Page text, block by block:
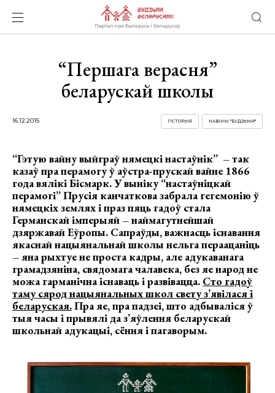
“Першага верасня”
беларускай школы
16.12.2015 НАВІНЫ "БУДЗЬМА!"
ГІСТОРЫЯ
“Гэтую вайну выйграў нямецкі настаўнік” – так
казаў пра перамогу ў аўстра-прускай вайне 1866
года вялікі Бісмарк. У выніку “настаўніцкай
перамогі” Прусія канчаткова забрала гегемонію ў
нямецкіх землях і праз пяць гадоў стала
Германскай імперыяй – наймагутнейшай
дзяржавай Еўропы. Сапраўды, важнасць існавання
якаснай нацыянальнай школы нельга пераацаніць
– яна рыхтуе не проста кадры, але адукаванага
грамадзяніна, свядомага чалавека, без яе народ не
можа гарманічна існаваць і развівацца. Сто гадоў
таму сярод нацыянальных школ свету з’явілася і
беларуская.Пра яе, пра падзеі, што адбываліся ў
тыя часы і прывялі да з’яўлення беларускай
школьнай адукацыі, сёння і пагаворым.